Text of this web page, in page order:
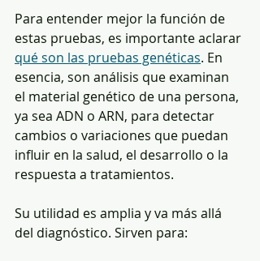
Para entender mejor la función de
estas pruebas, es importante aclarar
qué son las pruebas genéticas. En
esencia, son análisis que examinan
el material genético de una persona,
ya sea ADN o ARN, para detectar
cambios o variaciones que puedan
influir en la salud, el desarrollo o la
respuesta a tratamientos.
Su utilidad es amplia y va más allá
del diagnóstico. Sirven para: